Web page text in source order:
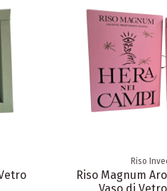
Riso
Riso Magnum
Vaso di